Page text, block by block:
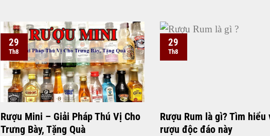
Rượu Mini – Giải Pháp Thú Vị Cho
Trưng Bày, Tặng Quà
29
Th8
Rượu Rum là gì? Tìm hiểu
rượu độc đáo này
29
Th8